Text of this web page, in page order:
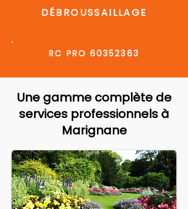
DÉBROUSSAILLAGE
RC PRO 60352363
Une gamme complète de
services professionnels à
Marignane